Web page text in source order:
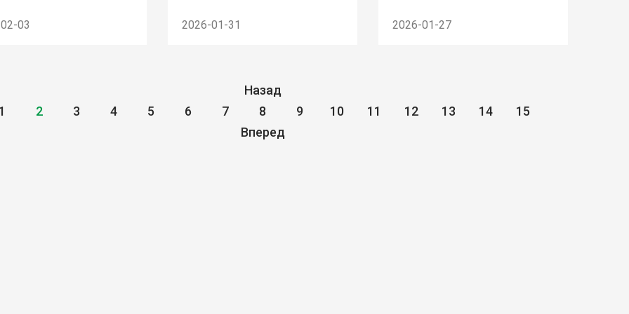
03 2026-01-31 2026-01-27
Назад
2 3 4 5 6 7 8 9 10 11 12 13 14
15
Вперед